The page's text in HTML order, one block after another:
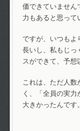
価できていません
力もあると思って
ですが、いつも
長いし、私もじっ
スができて、予想
これは、ただ人数
く、「全員の実
大きかったんです。